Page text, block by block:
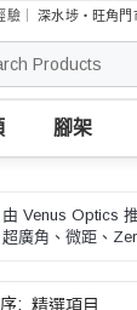
驗｜深水埗・旺角門
腳架
由 Venus Optics
超廣角、微距、
築、商品微距和創